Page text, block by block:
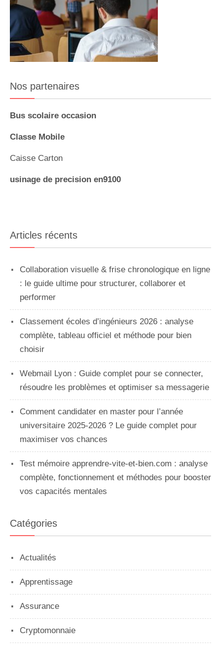
Nos partenaires
Bus scolaire occasion
Classe Mobile
Caisse Carton
usinage de precision en9100
Articles récents
Collaboration visuelle & frise chronologique en ligne
: le guide ultime pour structurer, collaborer et
performer
Classement écoles d’ingénieurs 2026 : analyse
complète, tableau officiel et méthode pour bien
choisir
Webmail Lyon : Guide complet pour se connecter,
résoudre les problèmes et optimiser sa messagerie
Comment candidater en master pour l’année
universitaire 2025-2026 ? Le guide complet pour
maximiser vos chances
Test mémoire apprendre-vite-et-bien.com : analyse
complète, fonctionnement et méthodes pour booster
vos capacités mentales
Catégories
Actualités
Apprentissage
Assurance
Cryptomonnaie